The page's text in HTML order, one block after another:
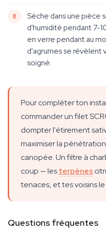
Sèche dans une pièce
d'humidité pendant 7-
en verre pendant au
d'agrumes se révèlent
soigné.
Pour compléter ton
commander un filet
dompter l'étirement
maximiser la
canopée. Un filtre à
coup — lesterpènes
tenaces, et tes voisins
Questions fréquentes